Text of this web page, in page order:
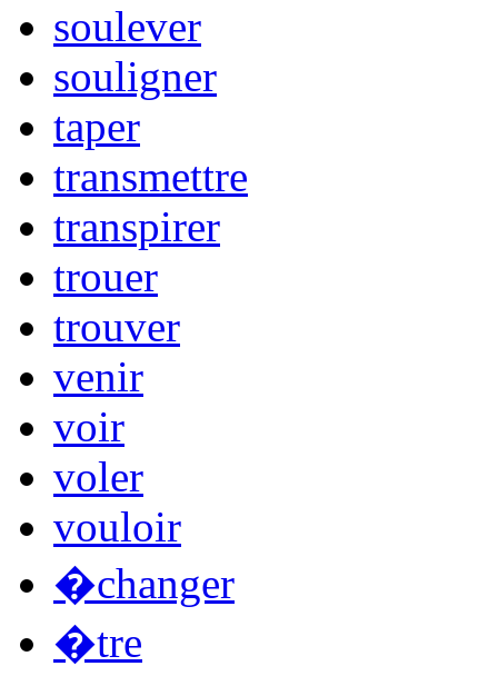
soulever
souligner
taper
transmettre
transpirer
trouer
trouver
venir
voir
voler
vouloir
�changer
�tre